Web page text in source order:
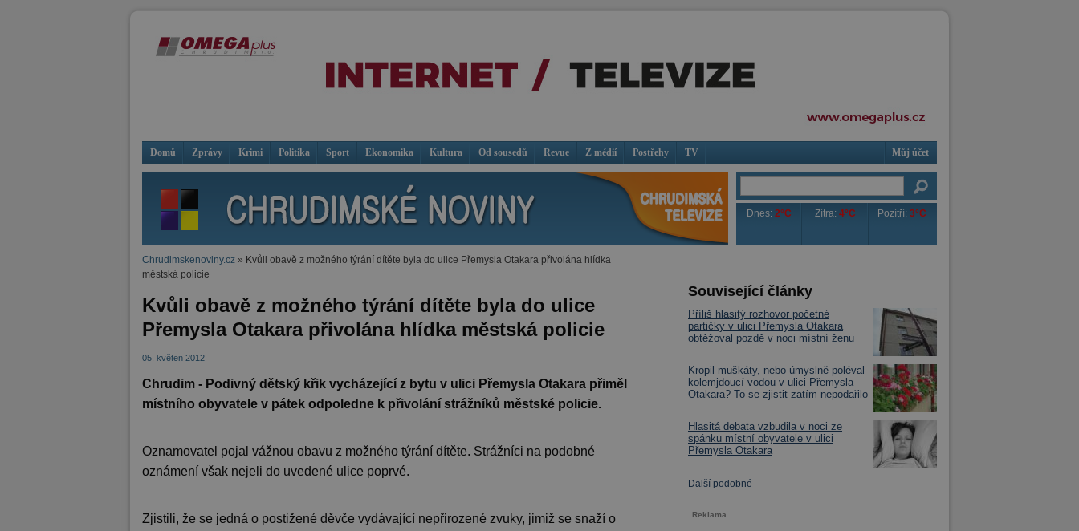
Domů Zprávy Krimi Politika Sport Ekonomika Kultura Od sousedů Revue Z médií Postřehy TV Můj účet
Dnes:2°C Zítra:4°C Pozítří: 3°C
Chrudimskenoviny.cz » Kvůli obavě z možného týrání dítěte byla do ulice Přemysla Otakara přivolána hlídka
městská policie
Kvůli obavě z možného týrání dítěte byla do ulice
Přemysla Otakara přivolána hlídka městská policie
05. květen 2012
Chrudim - Podivný dětský křik vycházející z bytu v ulici Přemysla Otakara přiměl
místního obyvatele v pátek odpoledne k přivolání strážníků městské policie.
Oznamovatel pojal vážnou obavu z možného týrání dítěte. Strážníci na podobné
oznámení však nejeli do uvedené ulice poprvé.
Zjistili, že se jedná o postižené děvče vydávající nepřirozené zvuky, jimiž se snaží o
Související články
Příliš hlasitý rozhovor početné
partičky v ulici Přemysla Otakara
obtěžoval pozdě v noci místní ženu
Kropil muškáty, nebo úmyslně poléval
kolemjdoucí vodou v ulici Přemysla
Otakara? To se zjistit zatím nepodařilo
Hlasitá debata vzbudila v noci ze
spánku místní obyvatele v ulici
Přemysla Otakara
Další podobné
Reklama